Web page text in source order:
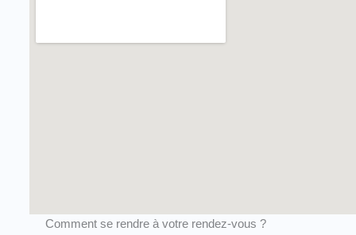
Comment se rendre à votre rendez-vous ?